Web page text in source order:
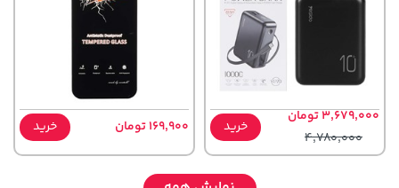
3,679,000 تومان
4,780,000
خرید 169,900 تومان خرید